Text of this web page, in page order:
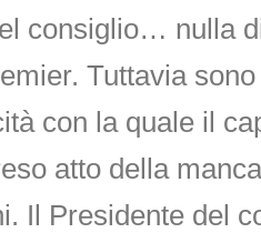
consiglio… nulla
Tuttavia
con la quale il
atto della
Il Presidente del